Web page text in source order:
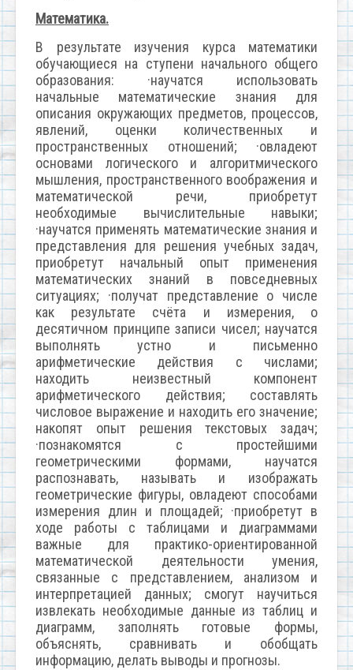
Математика.
В результате изучения курса математики
обучающиеся на ступени начального общего
образования: ·научатся использовать
начальные математические знания для
описания окружающих предметов, процессов,
явлений, оценки количественных и
пространственных отношений; ·овладеют
основами логического и алгоритмического
мышления, пространственного воображения и
математической речи, приобретут
необходимые вычислительные навыки;
·научатся применять математические знания и
представления для решения учебных задач,
приобретут начальный опыт применения
математических знаний в повседневных
ситуациях; ·получат представление о числе
как результате счёта и измерения, о
десятичном принципе записи чисел; научатся
выполнять устно и письменно
арифметические действия с числами;
находить неизвестный компонент
арифметического действия; составлять
числовое выражение и находить его значение;
накопят опыт решения текстовых задач;
·познакомятся с простейшими
геометрическими формами, научатся
распознавать, называть и изображать
геометрические фигуры, овладеют способами
измерения длин и площадей; ·приобретут в
ходе работы с таблицами и диаграммами
важные для практико-ориентированной
математической деятельности умения,
связанные с представлением, анализом и
интерпретацией данных; смогут научиться
извлекать необходимые данные из таблиц и
диаграмм, заполнять готовые формы,
объяснять, сравнивать и обобщать
информацию, делать выводы и прогнозы.